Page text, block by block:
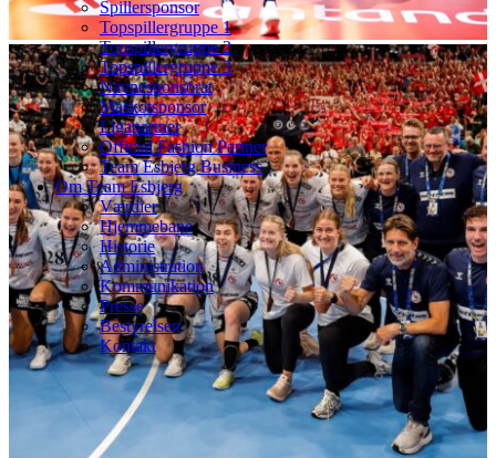
Spillersponsor
Topspillergruppe 1
Topspillergruppe 2
Topspillergruppe 3
Navnesponsorat
Maskotsponsor
Ligapartner
Official Fashion Partner
Team Esbjerg Business
Om Team Esbjerg
Værdier
Hjemmebane
Historie
Administration
Kommunikation
Presse
Bestyrelsen
Kontakt